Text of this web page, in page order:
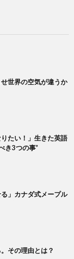
世界の空気が違うか
たい！」生きた英語
き3つの事”
」カナダ式メープル
その理由とは？